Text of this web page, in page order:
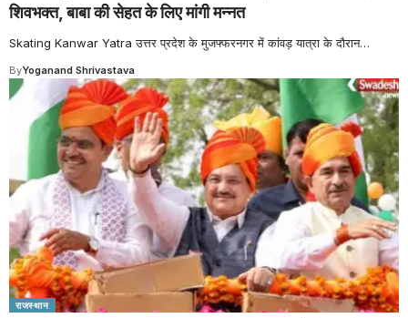
शिवभक्त, बाबा की सेहत के लिए मांगी मन्नत
Skating Kanwar Yatra उत्तर प्रदेश के मुजफ्फरनगर में कांवड़ यात्रा के दौरान…
ByYoganand Shrivastava
राजस्थान